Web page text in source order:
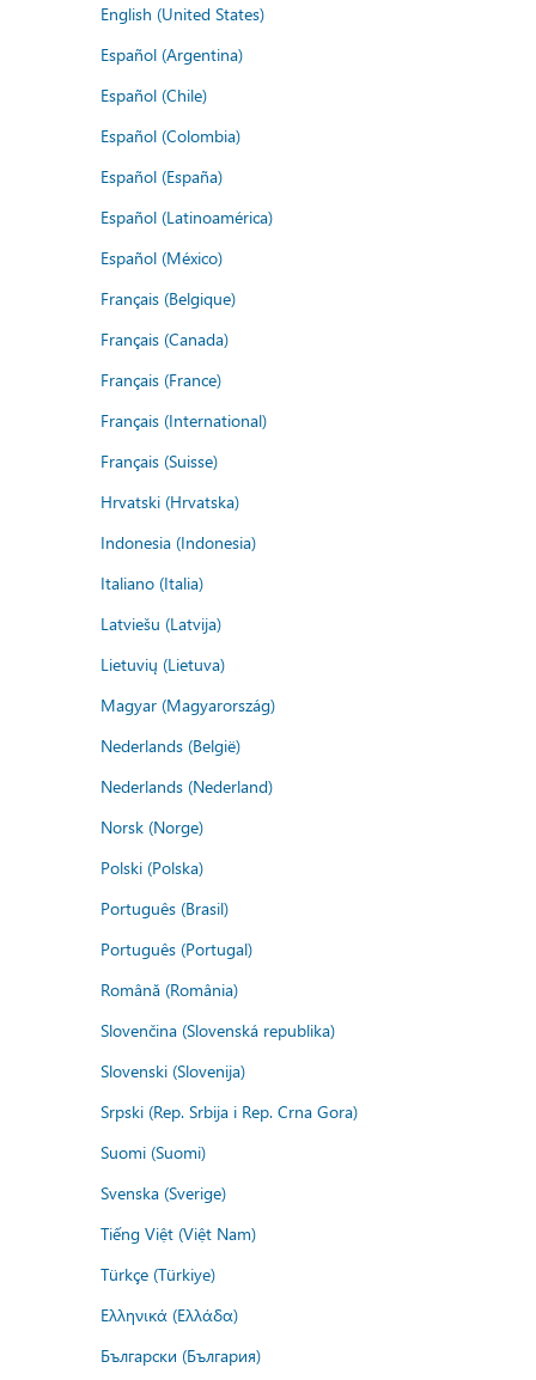
English (United States)
Español (Argentina)
Español (Chile)
Español (Colombia)
Español (España)
Español (Latinoamérica)
Español (México)
Français (Belgique)
Français (Canada)
Français (France)
Français (International)
Français (Suisse)
Hrvatski (Hrvatska)
Indonesia (Indonesia)
Italiano (Italia)
Latviešu (Latvija)
Lietuvių (Lietuva)
Magyar (Magyarország)
Nederlands (België)
Nederlands (Nederland)
Norsk (Norge)
Polski (Polska)
Português (Brasil)
Português (Portugal)
Română (România)
Slovenčina (Slovenská republika)
Slovenski (Slovenija)
Srpski (Rep. Srbija i Rep. Crna Gora)
Suomi (Suomi)
Svenska (Sverige)
Tiếng Việt (Việt Nam)
Türkçe (Türkiye)
Ελληνικά (Ελλάδα)
Български (България)